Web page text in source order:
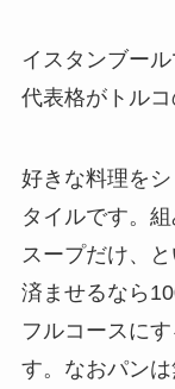
イスタンブー
代表格がトルコ
好きな料理を
タイルです。
スープだけ、
済ませるなら
フルコースに
す。なおパン